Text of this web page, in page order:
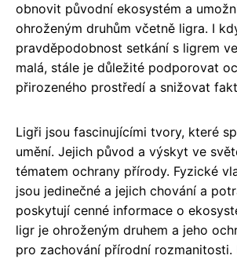
obnovit původní ekosystém a
ohroženým druhům včetně ligra. I
pravděpodobnost setkání s ligrem
malá, stále je důležité podporovat
přirozeného prostředí a snižovat
Ligři jsou fascinujícími tvory, které
umění. Jejich původ a výskyt ve
tématem ochrany přírody. Fyzické
jsou jedinečné a jejich chování a
poskytují cenné informace o
ligr je ohroženým druhem a jeho
pro zachování přírodní rozmanitosti.